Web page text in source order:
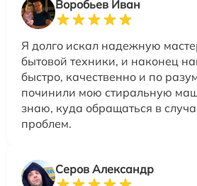
Воробьев Иван
Я долго искал надежную
бытовой техники, и наконец
быстро, качественно и по
починили мою стиральную
знаю, куда обращаться в
проблем.
Серов Александр